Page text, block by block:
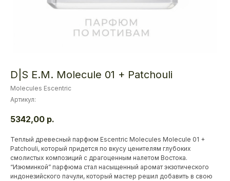
D|S E.M. Molecule 01 + Patchouli
Molecules Escentric
Артикул:
5342,00 р.
Теплый древесный парфюм Escentric Molecules Molecule 01 +
Patchouli, который придется по вкусу ценителям глубоких
смолистых композиций с драгоценным налетом Востока.
“Изюминкой” парфюма стал насыщенный аромат экзотического
индонезийского пачули, который мастер решил добавить в свою